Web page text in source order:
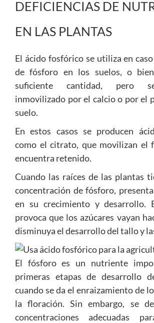
DEFICIENCIAS DE
EN LAS PLANTAS
El ácido fosfórico se utiliza en
de fósforo en los suelos, o
suficiente cantidad, pero
inmovilizado por el calcio o por el
suelo.
En estos casos se producen
como el citrato, que movilizan el
encuentra retenido.
Cuando las raíces de las plantas
concentración de fósforo,
en su crecimiento y desarrollo.
provoca que los azúcares vayan
disminuya el desarrollo del tallo y
El fósforo es un nutriente
primeras etapas de desarrollo
cuando se da el enraizamiento de
la floración. Sin embargo, se
concentraciones adecuadas